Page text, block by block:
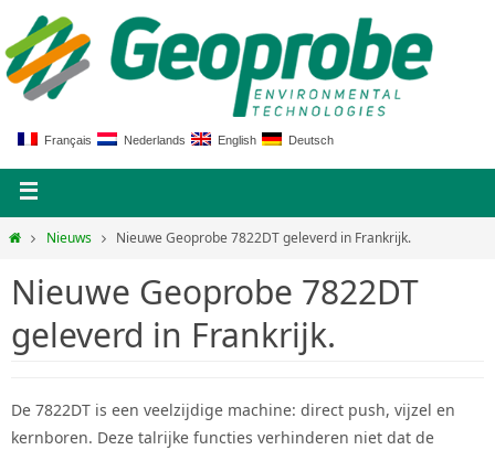
Français Nederlands English Deutsch
Nieuws Nieuwe Geoprobe 7822DT geleverd in Frankrijk.
Nieuwe Geoprobe 7822DT
geleverd in Frankrijk.
De 7822DT is een veelzijdige machine: direct push, vijzel en
kernboren. Deze talrijke functies verhinderen niet dat de